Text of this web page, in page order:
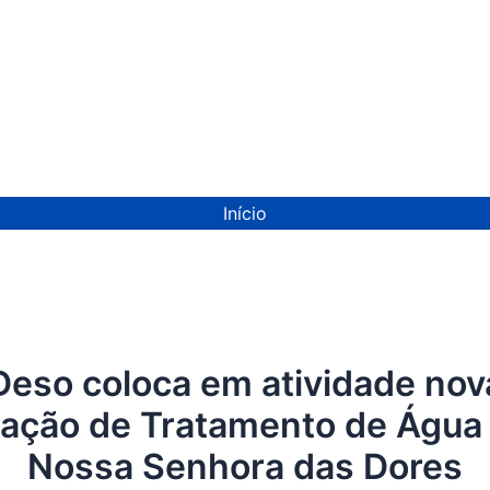
Início
coloca em atividade
de Tratamento de Água
Nossa Senhora das Dores